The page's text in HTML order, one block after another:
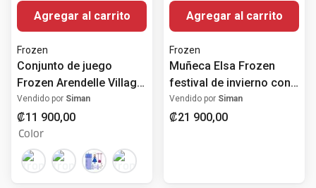
Agregar al carrito
Frozen
Conjunto de juego
Frozen Arendelle Village
Surprise de Mattel
Vendido por Siman
₡11 900,00
Color
Agregar al carrito
Frozen
Muñeca Elsa Frozen
festival de invierno con
vestido y capa
desmontable
Vendido por Siman
₡21 900,00